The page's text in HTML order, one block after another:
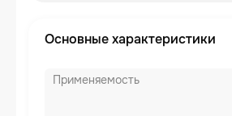
Основные характеристики
Применяемость